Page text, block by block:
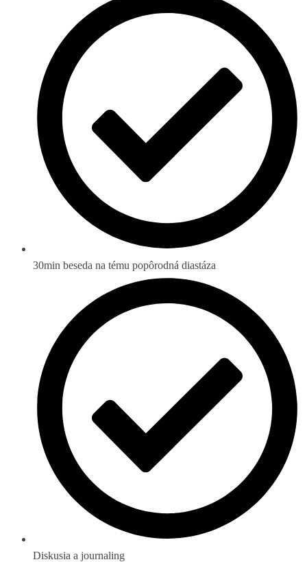
30min beseda na tému popôrodná diastáza
Diskusia a journaling